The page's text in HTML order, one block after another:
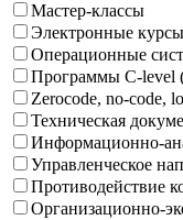
Мастер-классы
Электронные курсы
Операционные
Программы C-
Zerocode, no-code,
Техническая
Информационно-
Управленческое
Противодействие
Организационно-